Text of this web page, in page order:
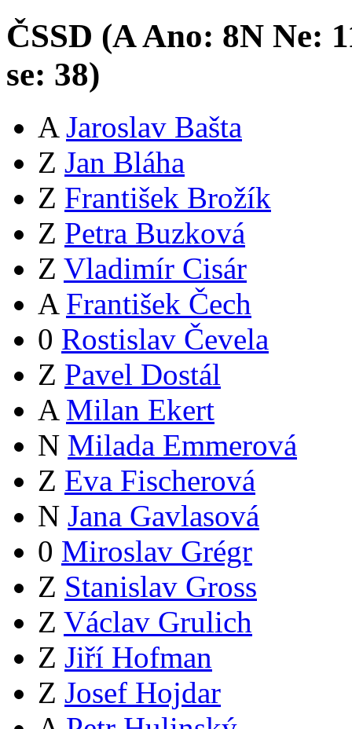
ČSSD (AAno: 8N Ne:
se: 38)
A Jaroslav Bašta
Z Jan Bláha
Z František Brožík
Z Petra Buzková
Z Vladimír Cisár
A František Čech
0 Rostislav Čevela
Z Pavel Dostál
A Milan Ekert
N Milada Emmerová
Z Eva Fischerová
N Jana Gavlasová
0 Miroslav Grégr
Z Stanislav Gross
Z Václav Grulich
Z Jiří Hofman
Z Josef Hojdar